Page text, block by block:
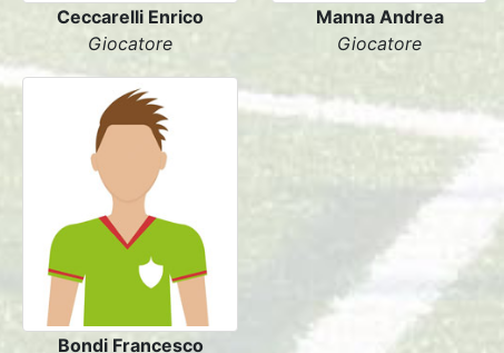
Ceccarelli Enrico
Giocatore
Manna Andrea
Giocatore
Bondi Francesco